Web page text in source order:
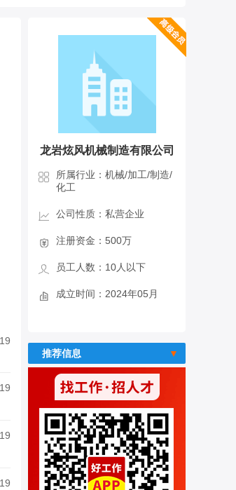
龙岩炫风机械制造有限公司
所属行业：机械/加工/制造/
化工
公司性质：私营企业
注册资金：500万
员工人数：10人以下
成立时间：2024年05月
推荐信息